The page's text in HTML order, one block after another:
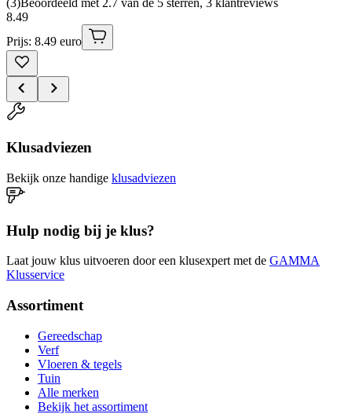
(3)Beoordeeld met 2.7 van de 5 sterren, 3 klantreviews
8.49
Prijs: 8.49 euro
Klusadviezen
Bekijk onze handige klusadviezen
Hulp nodig bij je klus?
Laat jouw klus uitvoeren door een klusexpert met de GAMMA
Klusservice
Assortiment
Gereedschap
Verf
Vloeren & tegels
Tuin
Alle merken
Bekijk het assortiment